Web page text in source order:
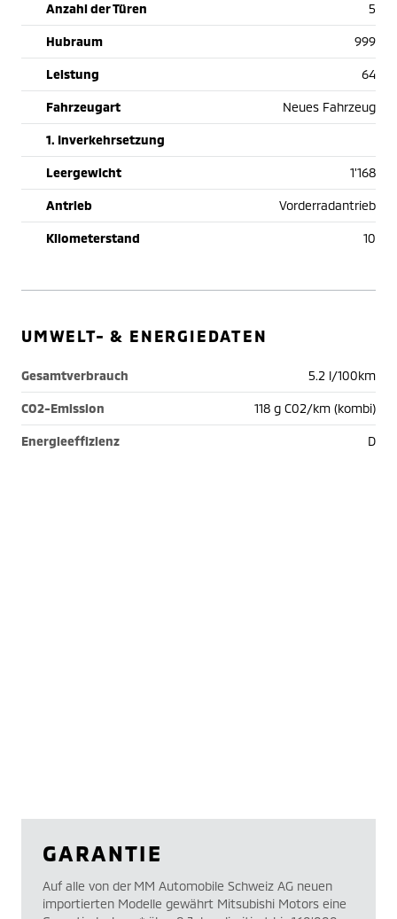
Anzahl der Türen 5
Hubraum 999
Leistung 64
Fahrzeugart Neues Fahrzeug
1. Inverkehrsetzung
Leergewicht 1'168
Antrieb Vorderradantrieb
Kilometerstand 10
UMWELT- & ENERGIEDATEN
Gesamtverbrauch 5.2 l/100km
CO2-Emission 118 g C02/km (kombi)
Energieeffizienz D
GARANTIE
Auf alle von der MM Automobile Schweiz AG neuen
importierten Modelle gewährt Mitsubishi Motors eine